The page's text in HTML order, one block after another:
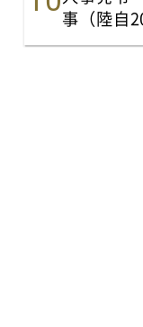
事（陸自